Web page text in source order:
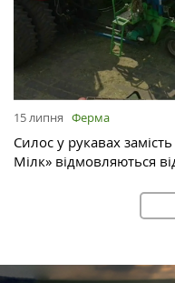
15 липня Ферма
Силос у рукавах
Мілк» відмовляються